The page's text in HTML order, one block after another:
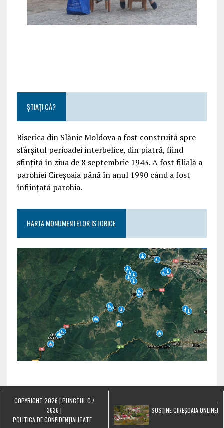
ȘTIAȚI CĂ?
Biserica din Slănic Moldova a fost construită spre
sfârşitul perioadei interbelice, din piatră, fiind
sfinţită în ziua de 8 septembrie 1943. A fost filială a
parohiei Cireşoaia până în anul 1990 când a fost
înfiinţată parohia.
HARTA MONUMENTELOR ISTORICE
COPYRIGHT 2026 | PUNCTUL C /
3636 |
POLITICA DE CONFIDENȚIALITATE
SUSȚINE CIREȘOAIA ONLINE!